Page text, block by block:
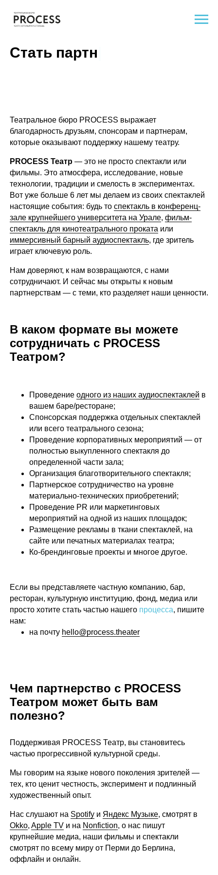
Стать партнером
Театральное бюро PROCESS выражает
благодарность друзьям, спонсорам и партнерам,
которые оказывают поддержку нашему театру.
PROCESS Театр — это не просто спектакли или
фильмы. Это атмосфера, исследование, новые
технологии, традиции и смелость в экспериментах.
Вот уже больше 6 лет мы делаем из своих спектаклей
настоящие события: будь то спектакль в конференц-
зале крупнейшего университета на Урале, фильм-
спектакль для кинотеатрального проката или
иммерсивный барный аудиоспектакль, где зритель
играет ключевую роль.
Нам доверяют, к нам возвращаются, с нами
сотрудничают. И сейчас мы открыты к новым
партнерствам — с теми, кто разделяет наши ценности.
В каком формате вы можете
сотрудничать с PROCESS
Театром?
Проведение одного из наших аудиоспектаклей в
вашем баре/ресторане;
Спонсорская поддержка отдельных спектаклей
или всего театрального сезона;
Проведение корпоративных мероприятий — от
полностью выкупленного спектакля до
определенной части зала;
Организация благотворительного спектакля;
Партнерское сотрудничество на уровне
материально-технических приобретений;
Проведение PR или маркетинговых
мероприятий на одной из наших площадок;
Размещение рекламы в ткани спектаклей, на
сайте или печатных материалах театра;
Ко-брендинговые проекты и многое другое.
Если вы представляете частную компанию, бар,
ресторан, культурную институцию, фонд, медиа или
просто хотите стать частью нашего процесса, пишите
нам:
на почту hello@process.theater
Чем партнерство с PROCESS
Театром может быть вам
полезно?
Поддерживая PROCESS Театр, вы становитесь
частью прогрессивной культурной среды.
Мы говорим на языке нового поколения зрителей —
тех, кто ценит честность, эксперимент и подлинный
художественный опыт.
Нас слушают на Spotify и Яндекс Музыке, смотрят в
Okko, Apple TV и на Nonfiction, о нас пишут
крупнейшие медиа, наши фильмы и спектакли
смотрят по всему миру от Перми до Берлина,
оффлайн и онлайн.